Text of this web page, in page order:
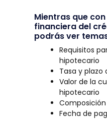
Mientras que
financiera del
podrás ver
Requisitos
hipotecario
Tasa y
Valor de la
hipotecario
Fecha de